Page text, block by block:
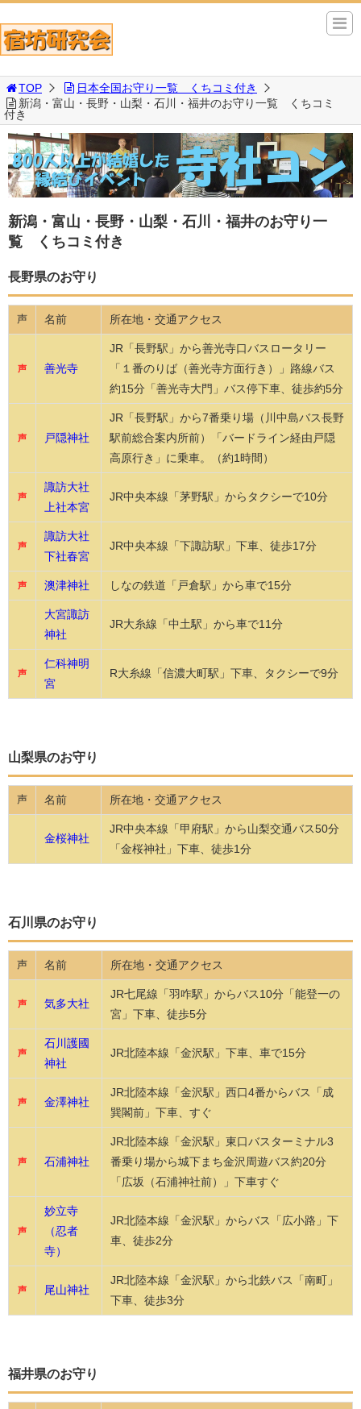
TOP
日本全国お守り一覧 くちコミ付き
新潟・富山・長野・山梨・石川・福井のお守り一覧 くちコミ
付き
新潟・富山・長野・山梨・石川・福井のお守り一
覧 くちコミ付き
長野県のお守り
声 名前 所在地・交通アクセス
声 善光寺
JR「長野駅」から善光寺口バスロータリー
「１番のりば（善光寺方面行き）」路線バス
約15分「善光寺大門」バス停下車、徒歩約5分
声 戸隠神社
JR「長野駅」から7番乗り場（川中島バス長野
駅前総合案内所前）「バードライン経由戸隠
高原行き」に乗車。（約1時間）
声
諏訪大社
上社本宮
JR中央本線「茅野駅」からタクシーで10分
声
諏訪大社
下社春宮
JR中央本線「下諏訪駅」下車、徒歩17分
声 澳津神社 しなの鉄道「戸倉駅」から車で15分
大宮諏訪
神社
JR大糸線「中土駅」から車で11分
声
仁科神明
宮
R大糸線「信濃大町駅」下車、タクシーで9分
山梨県のお守り
声 名前 所在地・交通アクセス
金桜神社
JR中央本線「甲府駅」から山梨交通バス50分
「金桜神社」下車、徒歩1分
石川県のお守り
声 名前 所在地・交通アクセス
声 気多大社
JR七尾線「羽咋駅」からバス10分「能登一の
宮」下車、徒歩5分
声
石川護國
神社
JR北陸本線「金沢駅」下車、車で15分
声 金澤神社
JR北陸本線「金沢駅」西口4番からバス「成
巽閣前」下車、すぐ
声 石浦神社
JR北陸本線「金沢駅」東口バスターミナル3
番乗り場から城下まち金沢周遊バス約20分
「広坂（石浦神社前）」下車すぐ
声
妙立寺
（忍者
寺）
JR北陸本線「金沢駅」からバス「広小路」下
車、徒歩2分
声 尾山神社
JR北陸本線「金沢駅」から北鉄バス「南町」
下車、徒歩3分
福井県のお守り